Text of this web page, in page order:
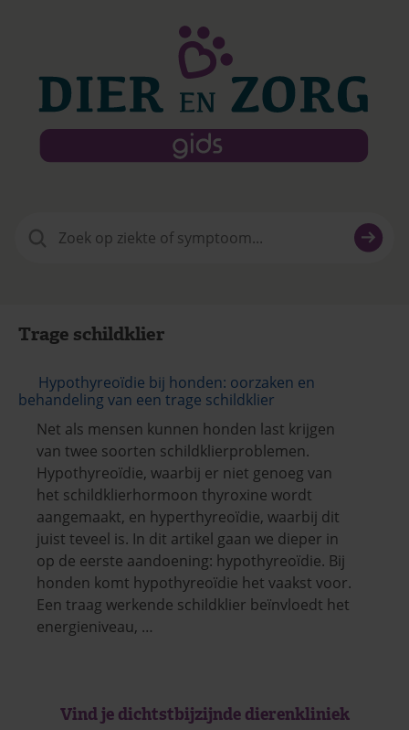
naar:
Trage schildklier
Hypothyreoïdie bij honden: oorzaken en
behandeling van een trage schildklier
Net als mensen kunnen honden last krijgen
van twee soorten schildklierproblemen.
Hypothyreoïdie, waarbij er niet genoeg van
het schildklierhormoon thyroxine wordt
aangemaakt, en hyperthyreoïdie, waarbij dit
juist teveel is. In dit artikel gaan we dieper in
op de eerste aandoening: hypothyreoïdie. Bij
honden komt hypothyreoïdie het vaakst voor.
Een traag werkende schildklier beïnvloedt het
energieniveau, …
Vind je dichtstbijzijnde dierenkliniek